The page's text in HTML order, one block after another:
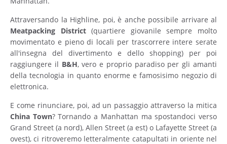
Attraversando la Highline, poi, è anche possibile arrivare al
Meatpacking
District(quartiere giovanile sempre molto
movimentato e pieno di locali per trascorrere intere serate
all'insegna del divertimento e dello shopping) per poi
raggiungere il B&H, vero e proprio paradiso per gli amanti
della tecnologia in quanto enorme e famosisimo negozio di
elettronica.
E come rinunciare, poi, ad un passaggio attraverso la mitica
China Town? Tornando a Manhattan ma spostandoci verso
Grand Street (a nord), Allen Street (a est) o Lafayette Street (a
ovest), ci ritroveremo letteralmente catapultati in oriente nel